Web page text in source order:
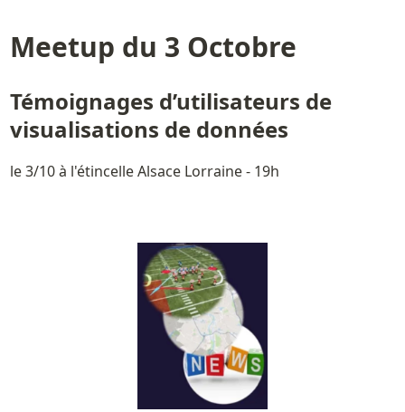
Meetup du 3 Octobre
Témoignages d’utilisateurs de
visualisations de données
le 3/10 à l'étincelle Alsace Lorraine - 19h